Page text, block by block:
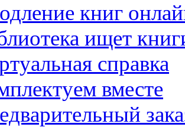
книг
ищет
справка
вместе